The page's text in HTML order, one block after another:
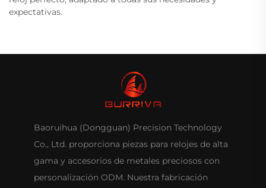
expectativas.
Baoruihua (Dongguan) Precision Technology
Co., Ltd. proporciona piezas para relojes de alta
gama y accesorios de metales preciosos con
personalización ODM. Nuestra fabricación